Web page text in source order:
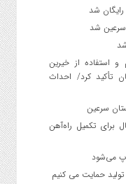
شد
سرعین شد
و استفاده از خیرین
تأکید کرد/ احداث
سرعین
هزار و ۵۰۰ میلیارد ریال برای تکمیل راه‌آهن
می‌شود
حمایت می کنیم